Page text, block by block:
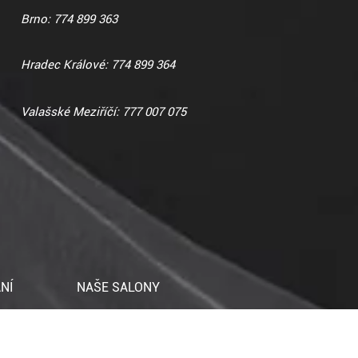
Brno: 774 899 363
Hradec Králové: 774 899 364
Valašské Meziříčí: 777 007 075
NAŠE SALONY